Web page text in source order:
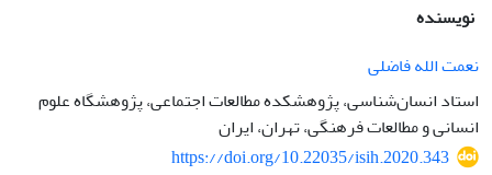
نویسنده
نعمت الله فاضلی
استاد انسان‌شناسی، پژوهشکده مطالعات اجتماعی، پژوهشگاه علوم
انسانی و مطالعات فرهنگی، تهران، ایران
https://doi.org/10.22035/isih.2020.343